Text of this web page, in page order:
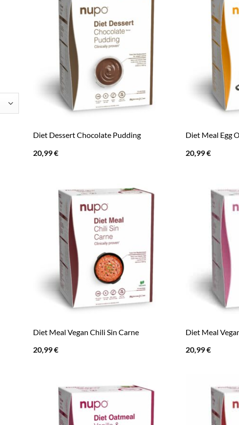
Diet Dessert Chocolate Pudding
20,99€
Diet Meal Egg
20,99€
Diet Meal Vegan Chili Sin Carne
20,99€
Diet Meal
20,99€